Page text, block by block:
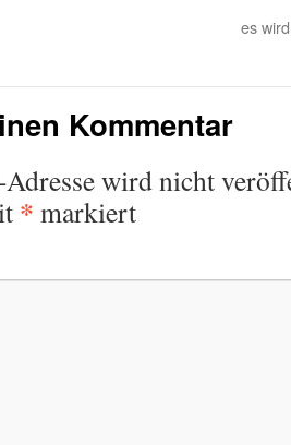
es
Kommentar
wird nicht
* markiert